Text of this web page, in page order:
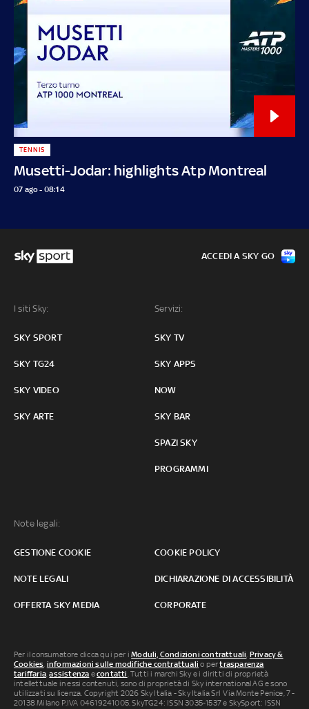
Musetti-Jodar: highlights Atp Montreal
TENNIS
07 ago - 08:14
I siti Sky:
SKY SPORT
SKY TG24
SKY VIDEO
SKY ARTE
Servizi:
SKY TV
SKY APPS
NOW
SKY BAR
SPAZI SKY
PROGRAMMI
Note legali:
GESTIONE COOKIE COOKIE POLICY
NOTE LEGALI DICHIARAZIONE DI ACCESSIBILITÀ
OFFERTA SKY MEDIA CORPORATE
ACCEDI A SKY GO
Per il consumatore clicca qui per iModuli, Condizioni contrattuali Privacy &
Cookies informazioni sulle modifiche contrattuali o pertrasparenza
tariffaria ,assistenza econtatti . Tutti i marchi Sky e i diritti di proprietà
intellettuale in essi contenuti, sono di proprietà di Sky international AG e sono
utilizzati su licenza. Copyright 2026 Sky Italia - Sky Italia Srl Via Monte Penice, 7 -
20138 Milano P.IVA 04619241005. SkyTG24: ISSN 3035-1537 e SkySport: ISSN